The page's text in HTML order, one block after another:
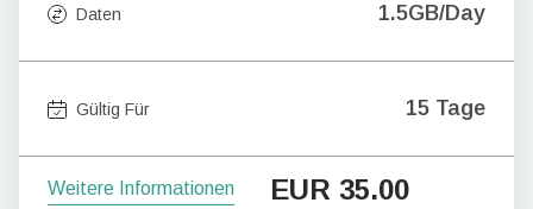
Daten 1.5GB/Day
Gültig Für 15 Tage
Weitere Informationen EUR 35.00